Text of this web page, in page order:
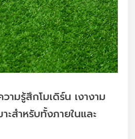
มรู้สึกโมเดิร์น เงางาม
ะสำหรับทั้งภายในและ